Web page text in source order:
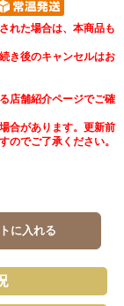
れた場合は、本商品も
き後のキャンセルはお
店舗紹介ページでご確
合があります。更新前
のでご了承ください。
に入れる